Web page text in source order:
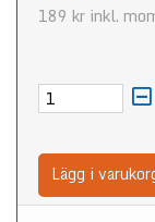
189 kr inkl.
Lägg i